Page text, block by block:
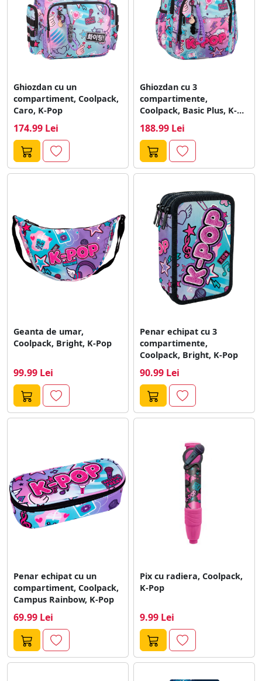
Ghiozdan cu un
compartiment, Coolpack,
Caro, K-Pop
174.99 Lei
Ghiozdan cu 3
compartimente,
Coolpack, Basic Plus, K-
188.99 Lei
Geanta de umar,
Coolpack, Bright, K-Pop
99.99 Lei
Penar echipat cu 3
compartimente,
Coolpack, Bright, K-Pop
90.99 Lei
Penar echipat cu un
compartiment, Coolpack,
Campus Rainbow, K-Pop
69.99 Lei
Pix cu radiera, Coolpack,
K-Pop
9.99 Lei